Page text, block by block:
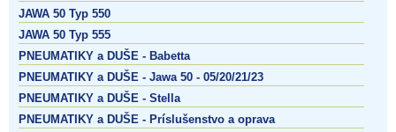
JAWA 50 Typ 550
JAWA 50 Typ 555
PNEUMATIKY a DUŠE - Babetta
PNEUMATIKY a DUŠE - Jawa 50 - 05/20/21/23
PNEUMATIKY a DUŠE - Stella
PNEUMATIKY a DUŠE - Príslušenstvo a oprava